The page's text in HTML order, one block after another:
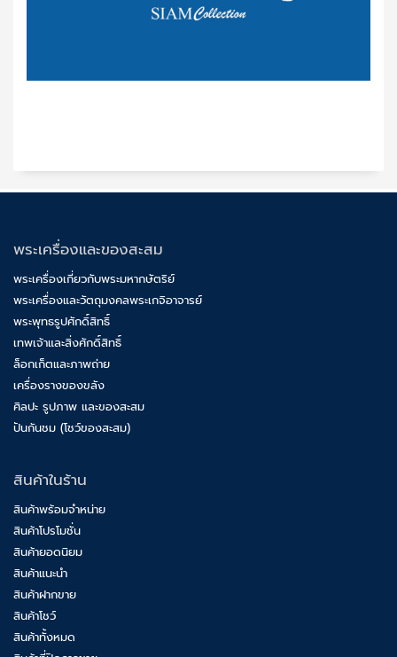
พระเครื่องและของสะสม
พระเครื่องเกี่ยวกับพระมหากษัตริย์
พระเครื่องและวัตถุมงคลพระเกจิอาจารย์
พระพุทธรูปศักดิ์สิทธิ์
เทพเจ้าและสิ่งศักดิ์สิทธิ์
ล็อกเก็ตและภาพถ่าย
เครื่องรางของขลัง
ศิลปะ รูปภาพ และของสะสม
ปันกันชม (โชว์ของสะสม)
สินค้าในร้าน
สินค้าพร้อมจำหน่าย
สินค้าโปรโมชั่น
สินค้ายอดนิยม
สินค้าแนะนำ
สินค้าฝากขาย
สินค้าโชว์
สินค้าทั้งหมด